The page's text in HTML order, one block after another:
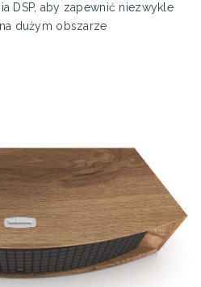
DSP, aby zapewnić niezwykle
dużym obszarze